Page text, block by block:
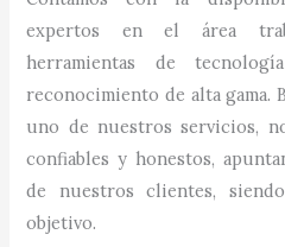
expertos en el área
herramientas de
reconocimiento de alta gama.
uno de nuestros servicios,
confiables y honestos,
de nuestros clientes,
objetivo.